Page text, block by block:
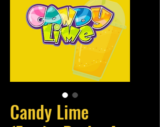
Candy Lime